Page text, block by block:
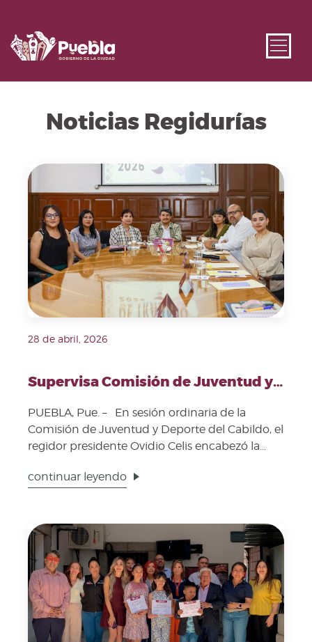
Noticias Regidurías
Fecha de publicación: 28 de abril, 2026. Imagen
28 de abril, 2026
Supervisa Comisión de Juventud y Deporte avances en programas para jóvenes
PUEBLA, Pue. – En sesión ordinaria de la
Comisión de Juventud y Deporte del Cabildo, el
regidor presidente Ovidio Celis encabezó la
continuar leyendo
Fecha de publicación: 27 de abril, 2026. Imagen